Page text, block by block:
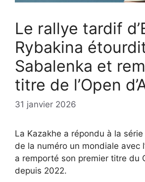
Le rallye tardif
Rybakina
Sabalenka et
titre de l’Open
31 janvier 2026
La Kazakhe a répondu à la
de la numéro un mondiale avec
a remporté son premier titre du
depuis 2022.